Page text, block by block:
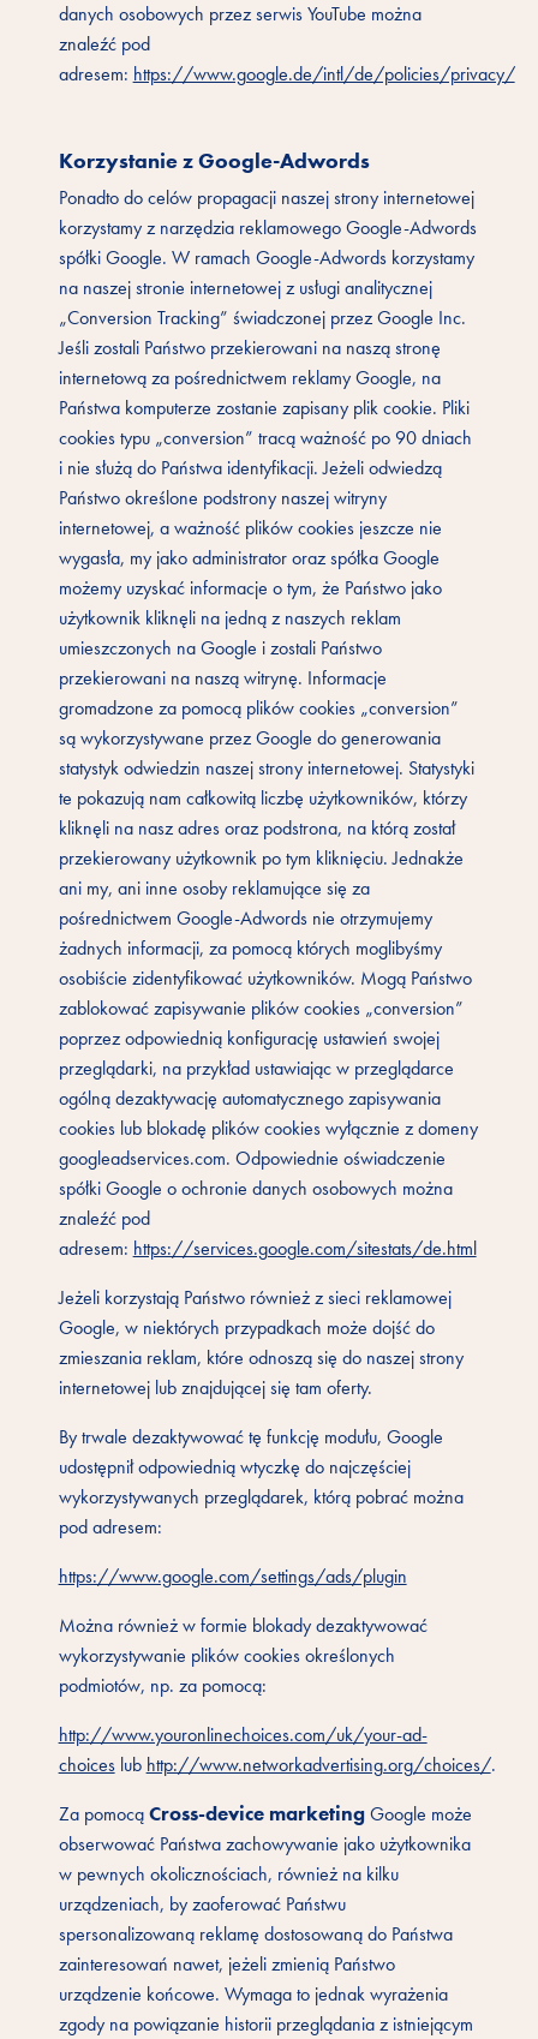
danych osobowych przez serwis YouTube można
znaleźć pod
adresem: https://www.google.de/intl/de/policies/privacy/
Korzystanie z Google-Adwords
Ponadto do celów propagacji naszej strony internetowej
korzystamy z narzędzia reklamowego Google-Adwords
spółki Google. W ramach Google-Adwords korzystamy
na naszej stronie internetowej z usługi analitycznej
„Conversion Tracking” świadczonej przez Google Inc.
Jeśli zostali Państwo przekierowani na naszą stronę
internetową za pośrednictwem reklamy Google, na
Państwa komputerze zostanie zapisany plik cookie. Pliki
cookies typu „conversion” tracą ważność po 90 dniach
i nie służą do Państwa identyfikacji. Jeżeli odwiedzą
Państwo określone podstrony naszej witryny
internetowej, a ważność plików cookies jeszcze nie
wygasła, my jako administrator oraz spółka Google
możemy uzyskać informacje o tym, że Państwo jako
użytkownik kliknęli na jedną z naszych reklam
umieszczonych na Google i zostali Państwo
przekierowani na naszą witrynę. Informacje
gromadzone za pomocą plików cookies „conversion”
są wykorzystywane przez Google do generowania
statystyk odwiedzin naszej strony internetowej. Statystyki
te pokazują nam całkowitą liczbę użytkowników, którzy
kliknęli na nasz adres oraz podstrona, na którą został
przekierowany użytkownik po tym kliknięciu. Jednakże
ani my, ani inne osoby reklamujące się za
pośrednictwem Google-Adwords nie otrzymujemy
żadnych informacji, za pomocą których moglibyśmy
osobiście zidentyfikować użytkowników. Mogą Państwo
zablokować zapisywanie plików cookies „conversion”
poprzez odpowiednią konfigurację ustawień swojej
przeglądarki, na przykład ustawiając w przeglądarce
ogólną dezaktywację automatycznego zapisywania
cookies lub blokadę plików cookies wyłącznie z domeny
googleadservices.com. Odpowiednie oświadczenie
spółki Google o ochronie danych osobowych można
znaleźć pod
adresem: https://services.google.com/sitestats/de.html
Jeżeli korzystają Państwo również z sieci reklamowej
Google, w niektórych przypadkach może dojść do
zmieszania reklam, które odnoszą się do naszej strony
internetowej lub znajdującej się tam oferty.
By trwale dezaktywować tę funkcję modułu, Google
udostępnił odpowiednią wtyczkę do najczęściej
wykorzystywanych przeglądarek, którą pobrać można
pod adresem:
https://www.google.com/settings/ads/plugin
Można również w formie blokady dezaktywować
wykorzystywanie plików cookies określonych
podmiotów, np. za pomocą:
http://www.youronlinechoices.com/uk/your-ad-
choiceslub http://www.networkadvertising.org/choices/.
Za pomocąCross-device marketingGoogle może
obserwować Państwa zachowywanie jako użytkownika
w pewnych okolicznościach, również na kilku
urządzeniach, by zaoferować Państwu
spersonalizowaną reklamę dostosowaną do Państwa
zainteresowań nawet, jeżeli zmienią Państwo
urządzenie końcowe. Wymaga to jednak wyrażenia
zgody na powiązanie historii przeglądania z istniejącym